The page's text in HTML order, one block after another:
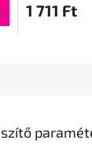
1 711 Ft